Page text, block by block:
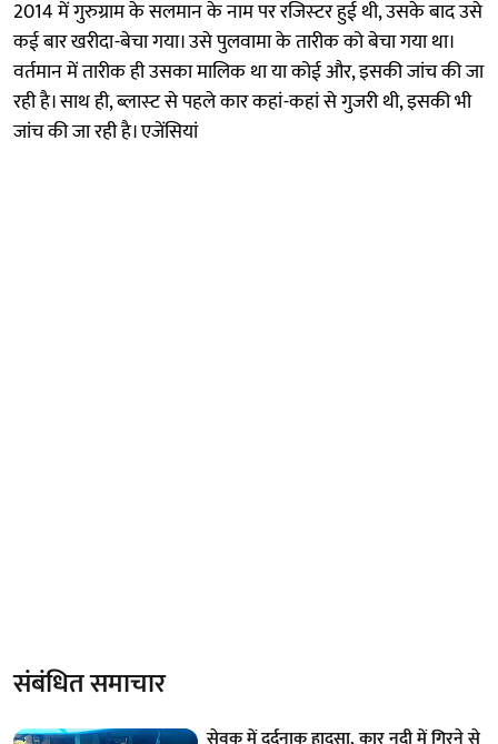
2014 में गुरुग्राम के सलमान के नाम पर रजिस्‍टर हुई थी, उसके बाद उसे
कई बार खरीदा-बेचा गया। उसे पुलवामा के तारीक को बेचा गया था।
वर्तमान में तारीक ही उसका मालिक था या कोई और, इसकी जांच की जा
रही है। साथ ही, ब्लास्‍ट से पहले कार कहां-कहां से गुजरी थी, इसकी भी
जांच की जा रही है। एजेंसियां
संबंधित समाचार